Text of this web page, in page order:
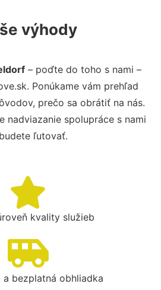
výhody
– poďte do toho s nami –
Ponúkame vám prehľad
prečo sa obrátiť na nás.
nadviazanie spolupráce s nami
ľutovať.
kvality služieb
a bezplatná obhliadka